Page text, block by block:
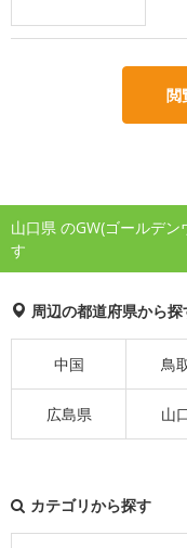
閲
山口県 のGW(ゴールデ
す
周辺の都道府県から探
中国 鳥
広島県 山
カテゴリから探す